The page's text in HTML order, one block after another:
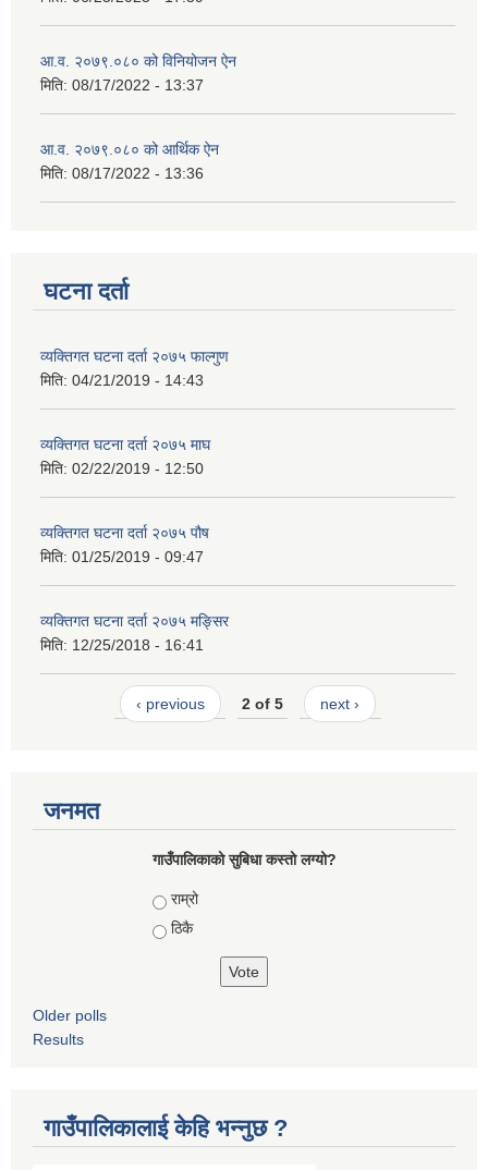
आ.व. २०७९.०८० को विनियोजन ऐन
मिति: 08/17/2022 - 13:37
आ.व. २०७९.०८० को आर्थिक ऐन
मिति: 08/17/2022 - 13:36
घटना दर्ता
व्यक्तिगत घटना दर्ता २०७५ फाल्गुण
मिति: 04/21/2019 - 14:43
व्यक्तिगत घटना दर्ता २०७५ माघ
मिति: 02/22/2019 - 12:50
व्यक्तिगत घटना दर्ता २०७५ पौष
मिति: 01/25/2019 - 09:47
व्यक्तिगत घटना दर्ता २०७५ मङ्सिर
मिति: 12/25/2018 - 16:41
‹ previous 2 of 5 next ›
जनमत
गाउँपालिकाको सुबिधा कस्तो लग्यो?
Choices
राम्रो
ठिकै
Older polls
Results
गाउँपालिकालाई केहि भन्नुछ ?